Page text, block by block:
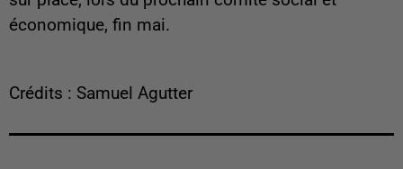
économique, fin mai.
Crédits : Samuel Agutter